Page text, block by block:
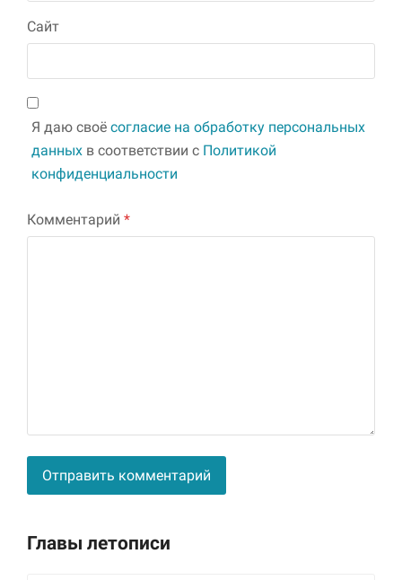
Сайт
Я даю своё согласие на обработку персональных
данных в соответствии с Политикой
конфиденциальности
Комментарий *
Главы летописи